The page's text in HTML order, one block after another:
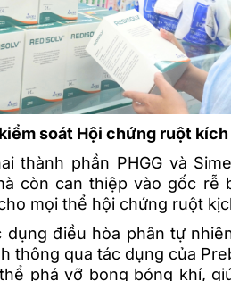
soát Hội chứng ruột
thành phần PHGG và
còn can thiệp vào gốc rễ
mọi thể hội chứng ruột
dụng điều hòa phân tự
thông qua tác dụng của
phá vỡ bong bóng khí,